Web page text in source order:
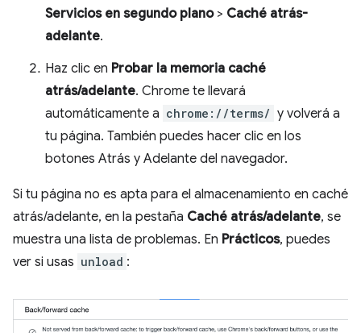
Servicios en segundo plano> Caché atrás-
adelante.
Haz clic en Probar la memoria caché
atrás/adelante. Chrome te llevará
automáticamente a chrome://terms/ y volverá a
tu página. También puedes hacer clic en los
botones Atrás y Adelante del navegador.
Si tu página no es apta para el almacenamiento en caché
atrás/adelante, en la pestaña Caché atrás/adelante, se
muestra una lista de problemas. En Prácticos, puedes
ver si usas unload :